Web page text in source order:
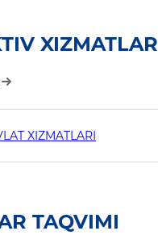
XIZMATLAR
XIZMATLARI
TAQVIMI